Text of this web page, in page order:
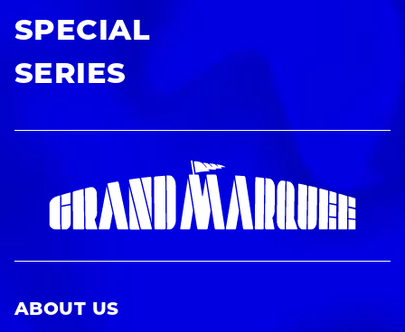
SPECIAL
SERIES
ABOUT US